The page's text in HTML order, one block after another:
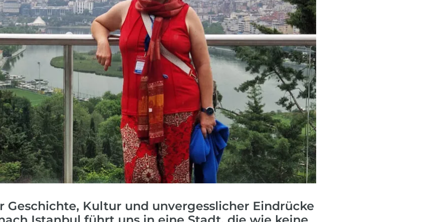
Frankreich Kroatien
Reisekalender
Ihr perfekt geplantes Jahr
Abfahrtsstellen
Alles auf einen Blick
Alle Reiseziele
Weltweite Ziele entdecken
Reisekalender
Ihr perfekt geplantes Jahr
Ihr Weg zum Flughafen
Flughafentransfer & Parken
Einreisebestimmungen
Alles Wichtige
Geschichte, Kultur und unvergesslicher Eindrücke